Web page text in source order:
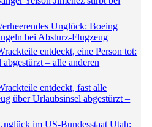
Unglück: Boeing
bei Absturz-Flugzeug
entdeckt, eine Person tot:
– alle anderen
entdeckt, fast alle
über Urlaubsinsel abgestürzt –
im US-Bundesstaat Utah: